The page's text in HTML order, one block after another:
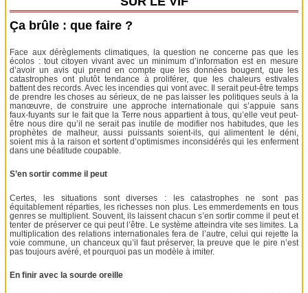
Ça brûle : que faire ?
Face aux dérèglements climatiques, la question ne concerne pas que les
écolos : tout citoyen vivant avec un minimum d’information est en mesure
d’avoir un avis qui prend en compte que les données bougent, que les
catastrophes ont plutôt tendance à proliférer, que les chaleurs estivales
battent des records. Avec les incendies qui vont avec. Il serait peut-être temps
de prendre les choses au sérieux, de ne pas laisser les politiques seuls à la
manœuvre, de construire une approche internationale qui s’appuie sans
faux-fuyants sur le fait que la Terre nous appartient à tous, qu’elle veut peut-
être nous dire qu’il ne serait pas inutile de modifier nos habitudes, que les
prophètes de malheur, aussi puissants soient-ils, qui alimentent le déni,
soient mis à la raison et sortent d’optimismes inconsidérés qui les enferment
dans une béatitude coupable.
S’en sortir comme il peut
Certes, les situations sont diverses : les catastrophes ne sont pas
équitablement réparties, les richesses non plus. Les emmerdements en tous
genres se multiplient. Souvent, ils laissent chacun s’en sortir comme il peut et
tenter de préserver ce qui peut l’être. Le système atteindra vite ses limites. La
multiplication des relations internationales fera de l’autre, celui qui rejette la
voie commune, un chanceux qu’il faut préserver, la preuve que le pire n’est
pas toujours avéré, et pourquoi pas un modèle à imiter.
En finir avec la sourde oreille